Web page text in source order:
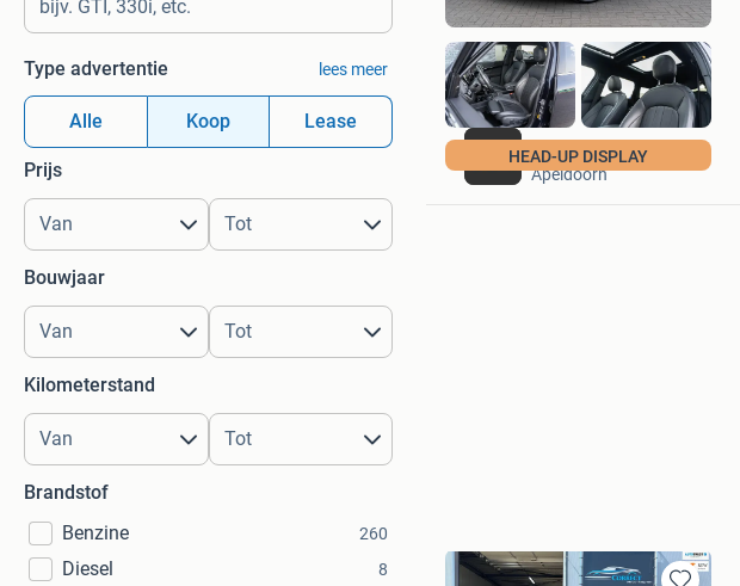
Type advertentie lees meer
Alle Koop Lease
Prijs
Bouwjaar
Kilometerstand
Brandstof
Benzine
260
Diesel 8
HEAD-UP DISPLAY
MAX'S Mobility
Apeldoorn